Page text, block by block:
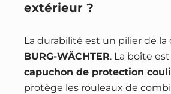
extérieur ?
La durabilité est un pilier de
BURG-WÄCHTER. La boîte
capuchon de protection
protège les rouleaux de